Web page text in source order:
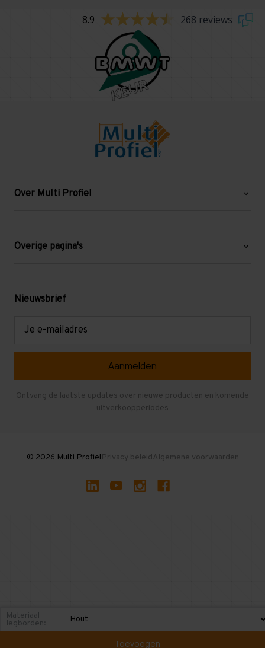
8.9 268 reviews
Over Multi Profiel
Blog
Levering en afhalen
Overige pagina's
Mezzanine
Gebruikte entresolvloeren
Nieuwsbrief
Ontvang de laatste updates over nieuwe producten en komende
uitverkoopperiodes
© 2026 Multi ProfielPrivacy beleidAlgemene voorwaarden
Materiaal
legborden:
Toevoegen